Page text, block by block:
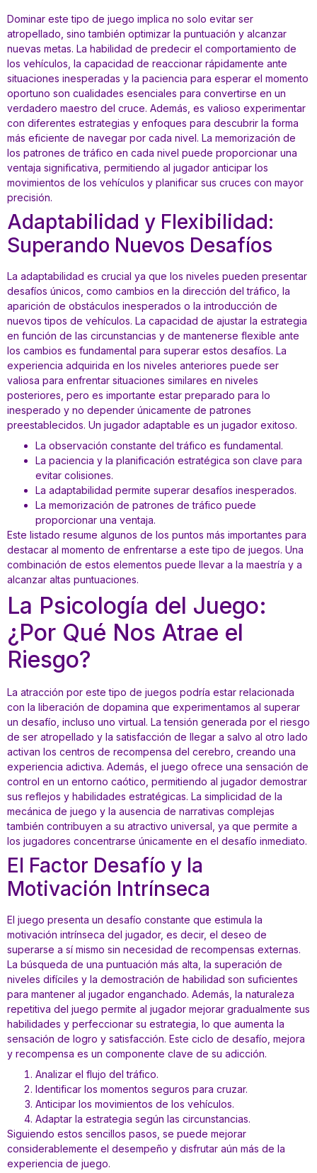
Dominar este tipo de juego implica no solo evitar ser
atropellado, sino también optimizar la puntuación y alcanzar
nuevas metas. La habilidad de predecir el comportamiento de
los vehículos, la capacidad de reaccionar rápidamente ante
situaciones inesperadas y la paciencia para esperar el momento
oportuno son cualidades esenciales para convertirse en un
verdadero maestro del cruce. Además, es valioso experimentar
con diferentes estrategias y enfoques para descubrir la forma
más eficiente de navegar por cada nivel. La memorización de
los patrones de tráfico en cada nivel puede proporcionar una
ventaja significativa, permitiendo al jugador anticipar los
movimientos de los vehículos y planificar sus cruces con mayor
precisión.
Adaptabilidad y Flexibilidad:
Superando Nuevos Desafíos
La adaptabilidad es crucial ya que los niveles pueden presentar
desafíos únicos, como cambios en la dirección del tráfico, la
aparición de obstáculos inesperados o la introducción de
nuevos tipos de vehículos. La capacidad de ajustar la estrategia
en función de las circunstancias y de mantenerse flexible ante
los cambios es fundamental para superar estos desafíos. La
experiencia adquirida en los niveles anteriores puede ser
valiosa para enfrentar situaciones similares en niveles
posteriores, pero es importante estar preparado para lo
inesperado y no depender únicamente de patrones
preestablecidos. Un jugador adaptable es un jugador exitoso.
La observación constante del tráfico es fundamental.
La paciencia y la planificación estratégica son clave para
evitar colisiones.
La adaptabilidad permite superar desafíos inesperados.
La memorización de patrones de tráfico puede
proporcionar una ventaja.
Este listado resume algunos de los puntos más importantes para
destacar al momento de enfrentarse a este tipo de juegos. Una
combinación de estos elementos puede llevar a la maestría y a
alcanzar altas puntuaciones.
La Psicología del Juego:
¿Por Qué Nos Atrae el
Riesgo?
La atracción por este tipo de juegos podría estar relacionada
con la liberación de dopamina que experimentamos al superar
un desafío, incluso uno virtual. La tensión generada por el riesgo
de ser atropellado y la satisfacción de llegar a salvo al otro lado
activan los centros de recompensa del cerebro, creando una
experiencia adictiva. Además, el juego ofrece una sensación de
control en un entorno caótico, permitiendo al jugador demostrar
sus reflejos y habilidades estratégicas. La simplicidad de la
mecánica de juego y la ausencia de narrativas complejas
también contribuyen a su atractivo universal, ya que permite a
los jugadores concentrarse únicamente en el desafío inmediato.
El Factor Desafío y la
Motivación Intrínseca
El juego presenta un desafío constante que estimula la
motivación intrínseca del jugador, es decir, el deseo de
superarse a sí mismo sin necesidad de recompensas externas.
La búsqueda de una puntuación más alta, la superación de
niveles difíciles y la demostración de habilidad son suficientes
para mantener al jugador enganchado. Además, la naturaleza
repetitiva del juego permite al jugador mejorar gradualmente sus
habilidades y perfeccionar su estrategia, lo que aumenta la
sensación de logro y satisfacción. Este ciclo de desafío, mejora
y recompensa es un componente clave de su adicción.
Analizar el flujo del tráfico.
Identificar los momentos seguros para cruzar.
Anticipar los movimientos de los vehículos.
Adaptar la estrategia según las circunstancias.
Siguiendo estos sencillos pasos, se puede mejorar
considerablemente el desempeño y disfrutar aún más de la
experiencia de juego.